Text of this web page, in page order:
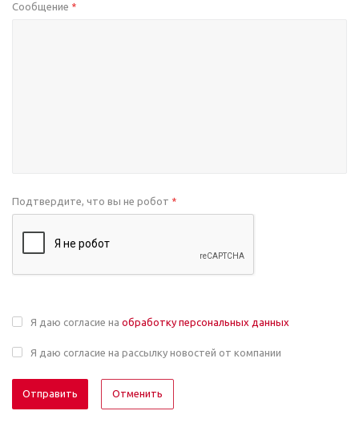
Сообщение *
Подтвердите, что вы не робот *
Я даю согласие на обработку персональных данных
Я даю согласие на рассылку новостей от компании
Отменить